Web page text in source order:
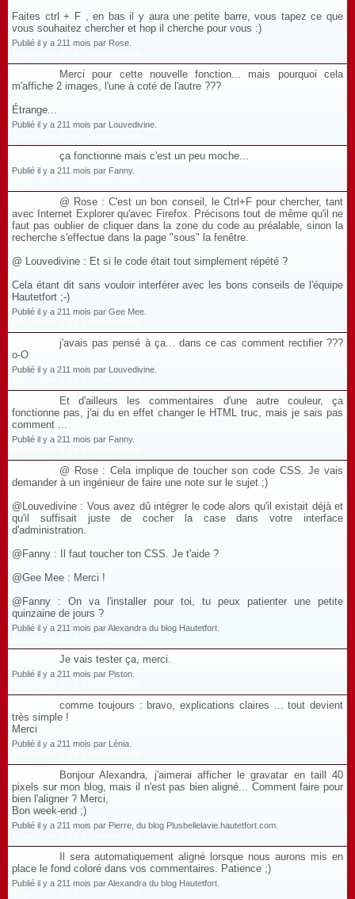
Faites ctrl + F , en bas il y aura une petite barre, vous tapez ce que
vous souhaitez chercher et hop il cherche pour vous :)
Publié il y a 211 mois par Rose.
Merci pour cette nouvelle fonction... mais pourquoi cela
m'affiche 2 images, l'une à coté de l'autre ???
Étrange...
Publié il y a 211 mois par Louvedivine.
ça fonctionne mais c'est un peu moche...
Publié il y a 211 mois par Fanny.
@ Rose : C'est un bon conseil, le Ctrl+F pour chercher, tant
avec Internet Explorer qu'avec Firefox. Précisons tout de même qu'il ne
faut pas oublier de cliquer dans la zone du code au préalable, sinon la
recherche s'effectue dans la page "sous" la fenêtre.
@ Louvedivine : Et si le code était tout simplement répété ?
Cela étant dit sans vouloir interférer avec les bons conseils de l'équipe
Hautetfort ;-)
Publié il y a 211 mois par Gee Mee.
j'avais pas pensé à ça... dans ce cas comment rectifier ???
o-O
Publié il y a 211 mois par Louvedivine.
Et d'ailleurs les commentaires d'une autre couleur, ça
fonctionne pas, j'ai du en effet changer le HTML truc, mais je sais pas
comment ...
Publié il y a 211 mois par Fanny.
@ Rose : Cela implique de toucher son code CSS. Je vais
demander à un ingénieur de faire une note sur le sujet ;)
@Louvedivine : Vous avez dû intégrer le code alors qu'il existait déjà et
qu'il suffisait juste de cocher la case dans votre interface
d'administration.
@Fanny : Il faut toucher ton CSS. Je t'aide ?
@Gee Mee : Merci !
@Fanny : On va l'installer pour toi, tu peux patienter une petite
quinzaine de jours ?
Publié il y a 211 mois par Alexandra du blog Hautetfort.
Je vais tester ça, merci.
Publié il y a 211 mois par Piston.
comme toujours : bravo, explications claires ... tout devient
très simple !
Merci
Publié il y a 211 mois par Lénia.
Bonjour Alexandra, j'aimerai afficher le gravatar en taill 40
pixels sur mon blog, mais il n'est pas bien aligné... Comment faire pour
bien l'aligner ? Merci,
Bon week-end ;)
Publié il y a 211 mois par Pierre, du blog Plusbellelavie.hautetfort.com.
Il sera automatiquement aligné lorsque nous aurons mis en
place le fond coloré dans vos commentaires. Patience ;)
Publié il y a 211 mois par Alexandra du blog Hautetfort.